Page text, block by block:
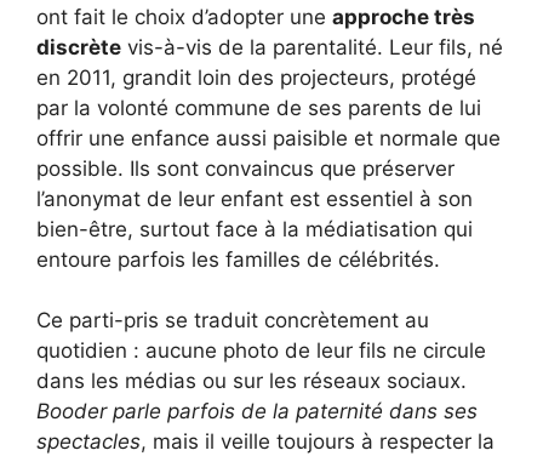
ont fait le choix d’adopter une approche très
discrète vis-à-vis de la parentalité. Leur fils, né
en 2011, grandit loin des projecteurs, protégé
par la volonté commune de ses parents de lui
offrir une enfance aussi paisible et normale que
possible. Ils sont convaincus que préserver
l’anonymat de leur enfant est essentiel à son
bien-être, surtout face à la médiatisation qui
entoure parfois les familles de célébrités.
Ce parti-pris se traduit concrètement au
quotidien : aucune photo de leur fils ne circule
dans les médias ou sur les réseaux sociaux.
Booder parle parfois de la paternité dans ses
spectacles, mais il veille toujours à respecter la